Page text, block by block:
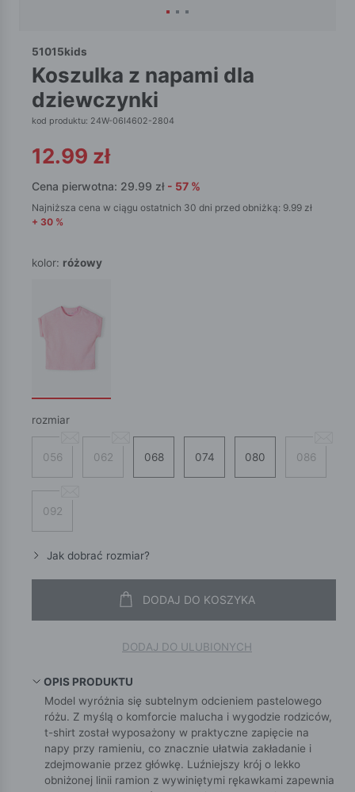
51015kids
koszulka z napami dla
dziewczynki
kod produktu: 24W-06I4602-2804
12.99 zł
Cena pierwotna: 29.99 zł - 57 %
Najniższa cena w ciągu ostatnich 30 dni przed obniżką: 9.99 zł
+ 30 %
kolor: różowy
rozmiar
056 062 068 074 080 086
092
Jak dobrać rozmiar?
DODAJ DO KOSZYKA
DODAJ DO ULUBIONYCH
OPIS PRODUKTU
Model wyróżnia się subtelnym odcieniem pastelowego
różu. Z myślą o komforcie malucha i wygodzie rodziców,
t-shirt został wyposażony w praktyczne zapięcie na
napy przy ramieniu, co znacznie ułatwia zakładanie i
zdejmowanie przez główkę. Luźniejszy krój o lekko
obniżonej linii ramion z wywiniętymi rękawkami zapewnia